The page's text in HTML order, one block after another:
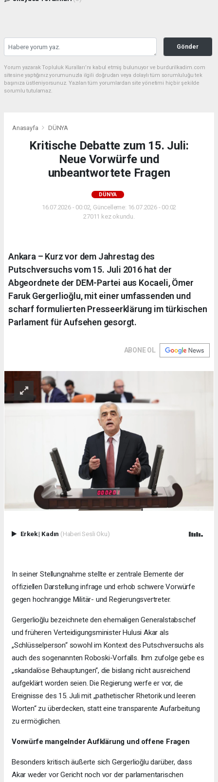
Gönder
Yorum yazarak Topluluk Kuralları’nı kabul etmiş bulunuyor ve burdurilkadim.com
sitesine yaptığınız yorumunuzla ilgili doğrudan veya dolaylı tüm sorumluluğu tek
başınıza üstleniyorsunuz. Yazılan tüm yorumlardan site yönetimi hiçbir şekilde
sorumlu tutulamaz.
Anasayfa DÜNYA
Kritische Debatte zum 15. Juli:
Neue Vorwürfe und
unbeantwortete Fragen
DÜNYA
16.07.2026 - 00:02, Güncelleme: 16.07.2026 - 00:02
27011 kez okundu.
Ankara – Kurz vor dem Jahrestag des
Putschversuchs vom 15. Juli 2016 hat der
Abgeordnete der DEM-Partei aus Kocaeli, Ömer
Faruk Gergerlioğlu, mit einer umfassenden und
scharf formulierten Presseerklärung im türkischen
Parlament für Aufsehen gesorgt.
ABONE OL
Erkek| Kadın (Haberi Sesli Oku)
In seiner Stellungnahme stellte er zentrale Elemente der
offiziellen Darstellung infrage und erhob schwere Vorwürfe
gegen hochrangige Militär- und Regierungsvertreter.
Gergerlioğlu bezeichnete den ehemaligen Generalstabschef
und früheren Verteidigungsminister Hulusi Akar als
„Schlüsselperson“ sowohl im Kontext des Putschversuchs als
auch des sogenannten Roboski-Vorfalls. Ihm zufolge gebe es
„skandalöse Behauptungen“, die bislang nicht ausreichend
aufgeklärt worden seien. Die Regierung werfe er vor, die
Ereignisse des 15. Juli mit „pathetischer Rhetorik und leeren
Worten“ zu überdecken, statt eine transparente Aufarbeitung
zu ermöglichen.
Vorwürfe mangelnder Aufklärung und offene Fragen
Besonders kritisch äußerte sich Gergerlioğlu darüber, dass
Akar weder vor Gericht noch vor der parlamentarischen